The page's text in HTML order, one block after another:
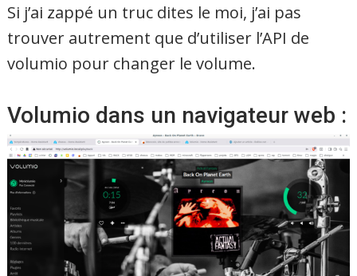
Si j’ai zappé un truc dites le moi, j’ai pas
trouver autrement que d’utiliser l’API de
volumio pour changer le volume.
Volumio dans un navigateur web :